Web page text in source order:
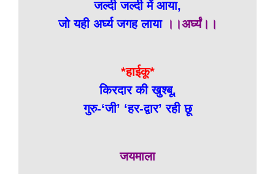
जल्दी जल्दी में आया,
जो यही अर्घ्य जगह लाया ।।अर्घ्यं।।
*हाईकू*
किरदार की खुश्बू,
गुरु-‘जी’ ‘हर-द्वार’ रही छू
जयमाला